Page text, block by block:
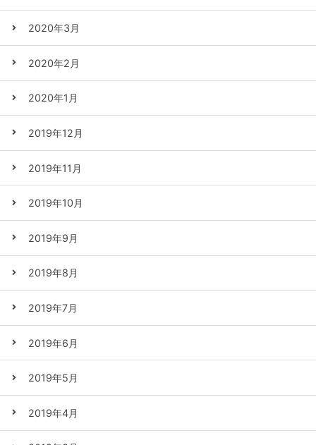
2020年3月
2020年2月
2020年1月
2019年12月
2019年11月
2019年10月
2019年9月
2019年8月
2019年7月
2019年6月
2019年5月
2019年4月